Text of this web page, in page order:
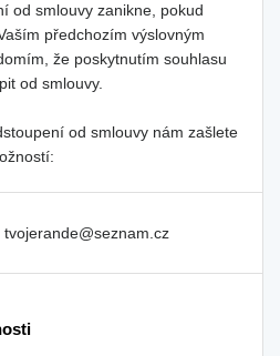
od smlouvy zanikne, pokud
předchozím výslovným
že poskytnutím souhlasu
od smlouvy.
od smlouvy nám zašlete
tvojerande@seznam.cz